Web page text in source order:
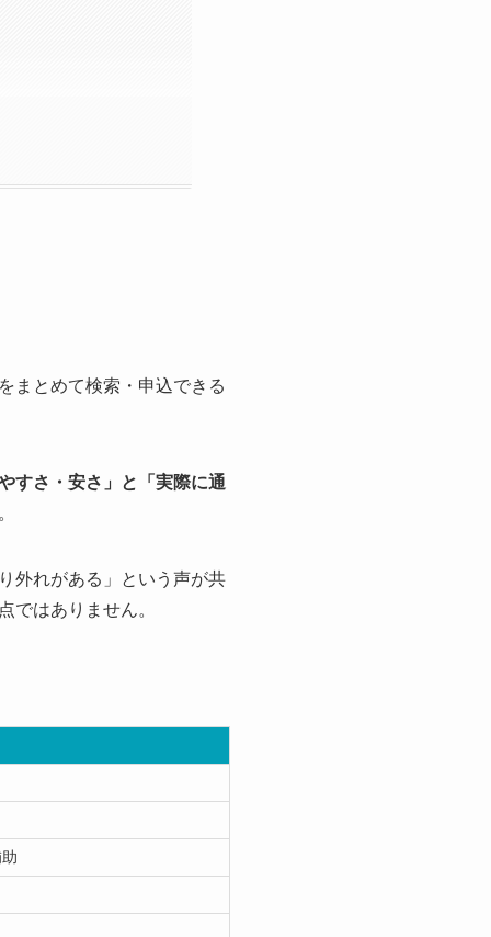
まとめて検索・申込できる
すさ・安さ」と「実際に通
外れがある」という声が共
ではありません。